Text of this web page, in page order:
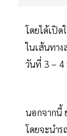
โดยได้เปิ
ในเส้นทา
วันที่ 3 – 4
นอกจากนี้
โดยจะนำ